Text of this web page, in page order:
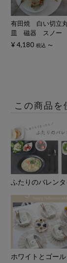
有田焼 白い切立
皿 磁器 スノー
¥ 4,180 税込 〜
この商品を
ふたりのバレン
ホワイトとゴー